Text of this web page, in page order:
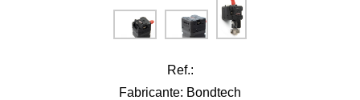
Ref.:
Fabricante: Bondtech